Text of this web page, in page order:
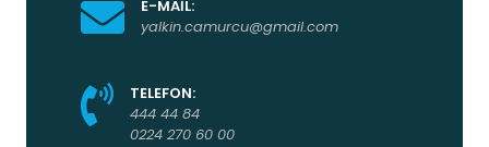
E-MAİL:
yalkin.camurcu@gmail.com
TELEFON:
444 44 84
0224 270 60 00